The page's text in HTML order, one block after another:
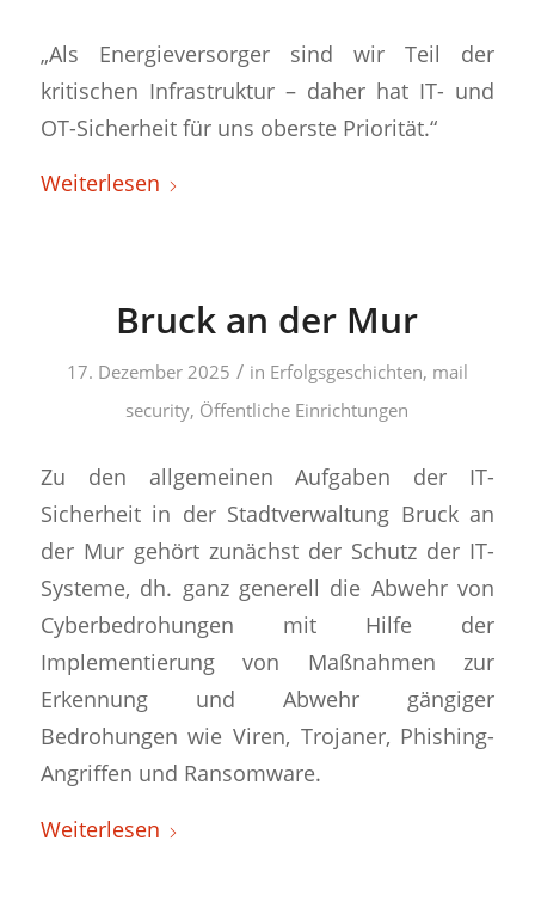
„Als Energieversorger sind wir Teil der
kritischen Infrastruktur – daher hat IT- und
OT-Sicherheit für uns oberste Priorität.“
Weiterlesen
Bruck an der Mur
17. Dezember 2025 / in Erfolgsgeschichten, mail
security, Öffentliche Einrichtungen
Zu den allgemeinen Aufgaben der IT-
Sicherheit in der Stadtverwaltung Bruck an
der Mur gehört zunächst der Schutz der IT-
Systeme, dh. ganz generell die Abwehr von
Cyberbedrohungen mit Hilfe der
Implementierung von Maßnahmen zur
Erkennung und Abwehr gängiger
Bedrohungen wie Viren, Trojaner, Phishing-
Angriffen und Ransomware.
Weiterlesen